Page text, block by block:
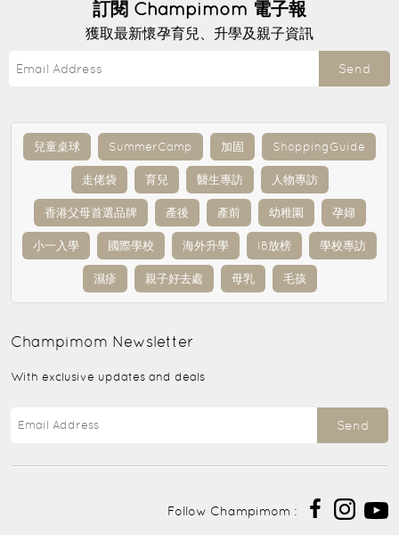
訂閱 Champimom 電子報
獲取最新懷孕育兒、升學及親子資訊
Send
兒童桌球 SummerCamp 加固 ShoppingGuide
走佬袋 育兒 醫生專訪 人物專訪
香港父母首選品牌 產後 產前 幼稚園 孕婦
小一入學 國際學校 海外升學 IB放榜 學校專訪
濕疹 親子好去處 母乳 毛孩
Champimom Newsletter
With exclusive updates and deals
Send
Follow Champimom :